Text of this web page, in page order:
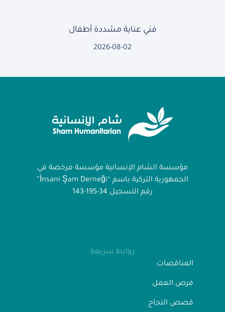
فني عناية مشددة أطفال
2026-08-02
مؤسسة الشام الإنسانية مؤسسة مرخصة في
الجمهورية التركية باسم “İnsani Şam Derneği”
رقم التسجيل 34-195-143
روابط سريعة
المناقصات
فرص العمل
قصص النجاح